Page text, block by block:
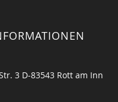
3 D-83543 Rott am Inn